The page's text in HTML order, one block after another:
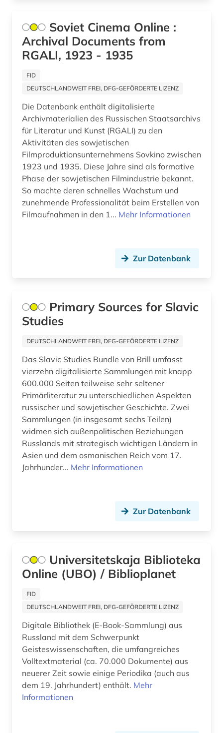
platonov (1)
poalei zion (1)
polen (2)
populärliteratur (1)
pravda (2)
pravda (zeitung) (1)
pressestimme (1)
produktionstechnologie (1)
präsidentenwahl (4)
quelle (4)
recht (2)
rgada (1)
rgali (1)
rgvia (1)
russisch (1)
russisch-ukrainischer krieg (1)
russische föderation (1)
russische literatur (1)
same (1)
sankt petersburg (1)
semstwo (1)
sergej f. (1)
slavistik (1)
slawistik (1)
Soviet Cinema Online :
Archival Documents from
RGALI, 1923 - 1935
FID
DEUTSCHLANDWEIT FREI, DFG-GEFÖRDERTE LIZENZ
Die Datenbank enthält digitalisierte
Archivmaterialien des Russischen Staatsarchivs
für Literatur und Kunst (RGALI) zu den
Aktivitäten des sowjetischen
Filmproduktionsunternehmens Sovkino zwischen
1923 und 1935. Diese Jahre sind als formative
Phase der sowjetischen Filmindustrie bekannt.
So machte deren schnelles Wachstum und
zunehmende Professionalität beim Erstellen von
Filmaufnahmen in den 1... Mehr Informationen
Zur Datenbank
Primary Sources for Slavic
Studies
DEUTSCHLANDWEIT FREI, DFG-GEFÖRDERTE LIZENZ
Das Slavic Studies Bundle von Brill umfasst
vierzehn digitalisierte Sammlungen mit knapp
600.000 Seiten teilweise sehr seltener
Primärliteratur zu unterschiedlichen Aspekten
russischer und sowjetischer Geschichte. Zwei
Sammlungen (in insgesamt sechs Teilen)
widmen sich außenpolitischen Beziehungen
Russlands mit strategisch wichtigen Ländern in
Asien und dem osmanischen Reich vom 17.
Jahrhunder... Mehr Informationen
Zur Datenbank
Universitetskaja Biblioteka
Online (UBO) / Biblioplanet
FID
DEUTSCHLANDWEIT FREI, DFG-GEFÖRDERTE LIZENZ
Digitale Bibliothek (E-Book-Sammlung) aus
Russland mit dem Schwerpunkt
Geisteswissenschaften, die umfangreiches
Volltextmaterial (ca. 70.000 Dokumente) aus
neuerer Zeit sowie einige Periodika (auch aus
dem 19. Jahrhundert) enthält. Mehr
Informationen